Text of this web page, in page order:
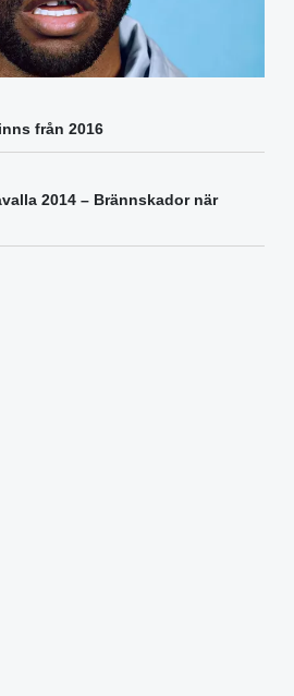
från 2016
2014 – Brännskador när